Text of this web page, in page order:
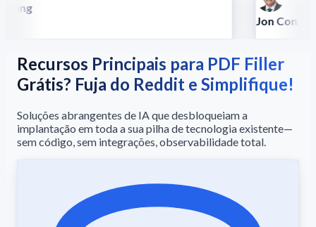
Jon Conradt
Recursos Principais para PDF Filler
Grátis? Fuja do Reddit e Simplifique!
Soluções abrangentes de IA que desbloqueiam a
implantação em toda a sua pilha de tecnologia existente—
sem código, sem integrações, observabilidade total.